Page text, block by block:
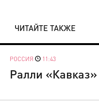
ЧИТАЙТЕ ТАКЖЕ
РОССИЯ 11:43
Ралли «Кавказ»